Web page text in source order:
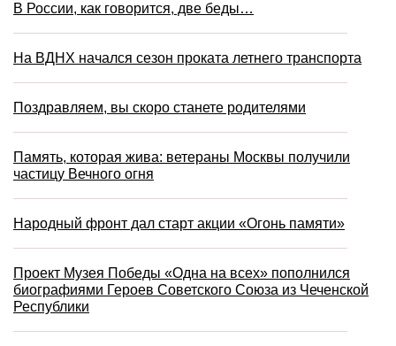
В России, как говорится, две беды…
На ВДНХ начался сезон проката летнего транспорта
Поздравляем, вы скоро станете родителями
Память, которая жива: ветераны Москвы получили
частицу Вечного огня
Народный фронт дал старт акции «Огонь памяти»
Проект Музея Победы «Одна на всех» пополнился
биографиями Героев Советского Союза из Чеченской
Республики